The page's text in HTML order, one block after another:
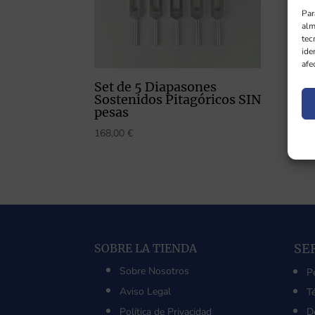
Set de 5 Diapasones
Sostenidos Pitagóricos SIN
pesas
168,00 €
SOBRE LA TIENDA
Sobre Nosotros
Aviso Legal
Política de Privacidad